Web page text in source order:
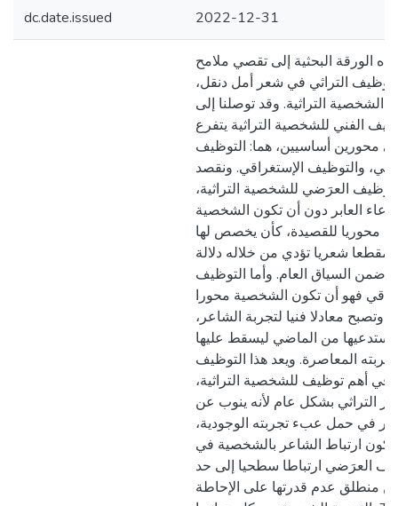
dc.date.issued 2022-12-31
الورقة البحثية إلى تقصي ملامح
التراثي في شعر أمل دنقل،
الشخصية التراثية. وقد توصلنا إلى
الفني للشخصية التراثية يتفرع
محورين أساسيين، هما: التوظيف
والتوظيف الإستغراقي. ونقصد
العرَضي للشخصية التراثية،
العابر دون أن تكون الشخصية
محوريا للقصيدة، كأن يخصص لها
مقطعا شعريا تؤدي من خلاله دلالة
ضمن السياق العام. وأما التوظيف
فهو أن تكون الشخصية محورا
وتصبح معادلا فنيا لتجربة الشاعر،
من الماضي ليسقط عليها
تجربته المعاصرة. ويعد هذا التوظيف
أهم توظيف للشخصية التراثية،
التراثي بشكل عام لأنه ينوب عن
في حمل عبء تجربته الوجودية،
يكون ارتباط الشاعر بالشخصية في
العرَضي ارتباطا سطحيا إلى حد
منطلق عدم قدرتها على الإحاطة